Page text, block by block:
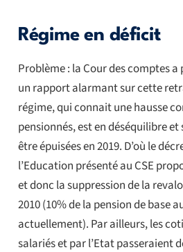
Régime en déficit
Problème : la Cour des comptes
un rapport alarmant sur cette
régime, qui connait une hausse
pensionnés, est en déséquilibre
être épuisées en 2019. D’où le
l’Education présenté au CSE
et donc la suppression de la
2010 (10% de la pension de base
actuellement). Par ailleurs, les
salariés et par l’Etat passeraient